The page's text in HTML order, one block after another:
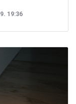
19:36